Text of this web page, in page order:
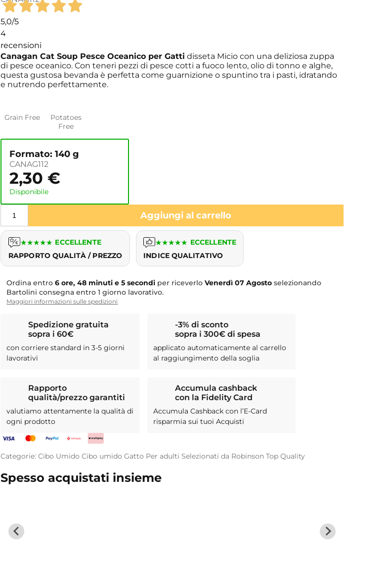
5,0/5
4
recensioni
Canagan Cat Soup Pesce Oceanico per Gatti disseta Micio con una deliziosa zuppa
di pesce oceanico. Con teneri pezzi di pesce cotti a fuoco lento, olio di tonno e alghe,
questa gustosa bevanda è perfetta come guarnizione o spuntino tra i pasti, idratando
e nutrendo perfettamente.
Grain Free
Potatoes
Free
Formato: 140 g
CANAG112
2,30 €
Disponibile
Aggiungi al carrello
★★★★★ ECCELLENTE
RAPPORTO QUALITÀ / PREZZO
★★★★★ ECCELLENTE
INDICE QUALITATIVO
Ordina entro6 ore, 48 minuti e 4 secondi per riceverloVenerdì 07 Agosto selezionando
Bartolini consegna entro 1 giorno lavorativo.
Maggiori informazioni sulle spedizioni
Spedizione gratuita
sopra i 60€
con corriere standard in 3-5 giorni
lavorativi
-3% di sconto
sopra i 300€ di spesa
applicato automaticamente al carrello
al raggiungimento della soglia
Rapporto
qualità/prezzo garantiti
valutiamo attentamente la qualità di
ogni prodotto
Accumula cashback
con la Fidelity Card
Accumula Cashback con l’E-Card
risparmia sui tuoi Acquisti
Categorie:Cibo Umido Cibo umido Gatto Per adulti Selezionati da Robinson Top Quality
Spesso acquistati insieme